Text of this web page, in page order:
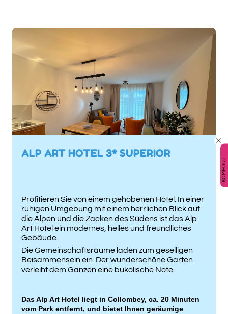
KOMFORT
ALP ART HOTEL 3* SUPERIOR
Profitieren Sie von einem gehobenen Hotel. In einer
ruhigen Umgebung mit einem herrlichen Blick auf
die Alpen und die Zacken des Südens ist das Alp
Art Hotel ein modernes, helles und freundliches
Gebäude.
Die Gemeinschaftsräume laden zum geselligen
Beisammensein ein. Der wunderschöne Garten
verleiht dem Ganzen eine bukolische Note.
Das Alp Art Hotel liegt in Collombey, ca. 20 Minuten
vom Park entfernt, und bietet Ihnen geräumige